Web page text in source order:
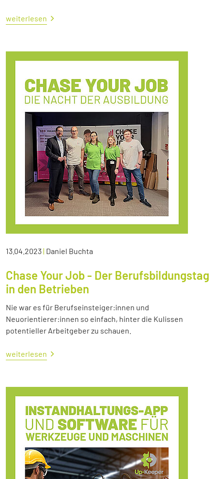
weiterlesen
13.04.2023| Daniel Buchta
Chase Your Job - Der Berufsbildungstag
in den Betrieben
Nie war es für Berufseinsteiger:innen und
Neuorientierer:innen so einfach, hinter die Kulissen
potentieller Arbeitgeber zu schauen.
weiterlesen